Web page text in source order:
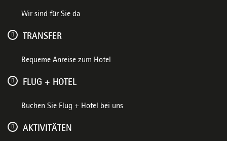
Wir sind für Sie da
TRANSFER
Bequeme Anreise zum Hotel
FLUG + HOTEL
Buchen Sie Flug + Hotel bei uns
AKTIVITÄTEN